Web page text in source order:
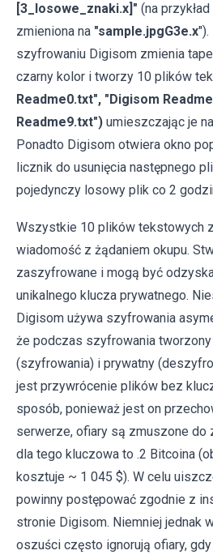
[3_losowe_znaki.x]" (na przykład
zmieniona na "sample.jpgG3e.x").
szyfrowaniu Digisom zmienia
czarny kolor i tworzy 10 plików
Readme0.txt", "Digisom
Readme9.txt") umieszczając je
Ponadto Digisom otwiera okno
licznik do usunięcia następnego
pojedynczy losowy plik co 2
Wszystkie 10 plików tekstowych
wiadomość z żądaniem okupu.
zaszyfrowane i mogą być
unikalnego klucza prywatnego.
Digisom używa szyfrowania
że podczas szyfrowania
(szyfrowania) i prywatny
jest przywrócenie plików bez
sposób, ponieważ jest on
serwerze, ofiary są zmuszone do
dla tego kluczowa to .2 Bitcoina
kosztuje ~ 1 045 $). W celu
powinny postępować zgodnie z
stronie Digisom. Niemniej jednak
oszuści często ignorują ofiary, gdy